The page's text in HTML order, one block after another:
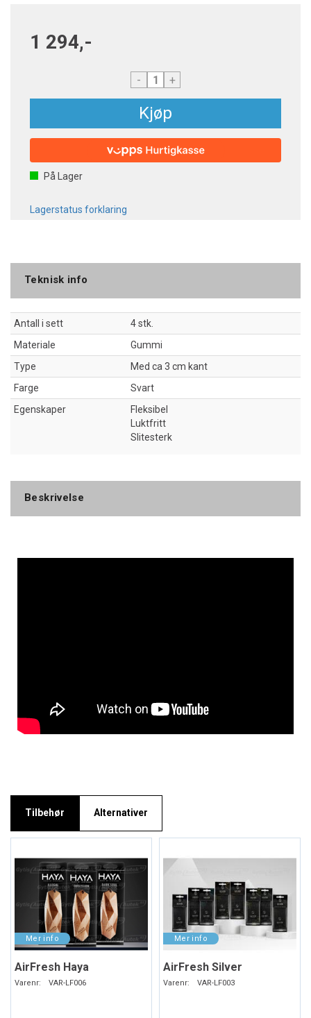
1 294,-
- +
Kjøp
På Lager
Lagerstatus forklaring
Teknisk info
Antall i sett
4 stk.
Materiale
Gummi
Type
Med ca 3 cm kant
Farge
Svart
Egenskaper
Fleksibel
Luktfritt
Slitesterk
Beskrivelse
Tilbehør Alternativer
AirFresh Haya
Varenr: VAR-LF006
AirFresh Silver
Varenr: VAR-LF003